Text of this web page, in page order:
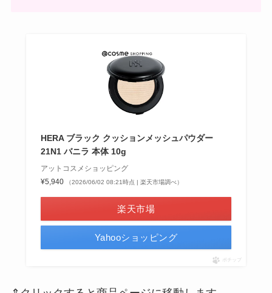
HERA ブラック クッションメッシュパウダー
21N1 バニラ 本体 10g
アットコスメショッピング
¥5,940
（2026/06/02 08:21時点 | 楽天市場調べ）
楽天市場
Yahooショッピング
ポチップ